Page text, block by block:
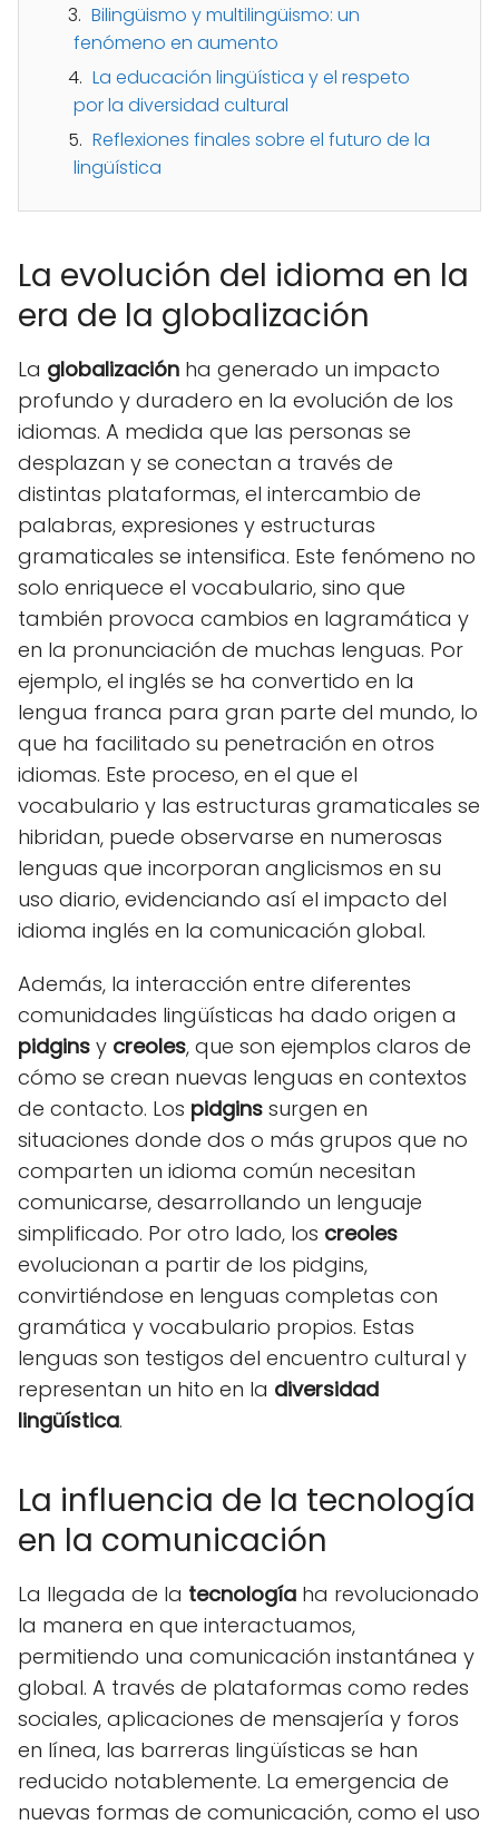
Bilingüismo y multilingüismo: un
fenómeno en aumento
La educación lingüística y el respeto
por la diversidad cultural
Reflexiones finales sobre el futuro de la
lingüística
La evolución del idioma en la
era de la globalización
La globalización ha generado un impacto
profundo y duradero en la evolución de los
idiomas. A medida que las personas se
desplazan y se conectan a través de
distintas plataformas, el intercambio de
palabras, expresiones y estructuras
gramaticales se intensifica. Este fenómeno no
solo enriquece el vocabulario, sino que
también provoca cambios en lagramática y
en la pronunciación de muchas lenguas. Por
ejemplo, el inglés se ha convertido en la
lengua franca para gran parte del mundo, lo
que ha facilitado su penetración en otros
idiomas. Este proceso, en el que el
vocabulario y las estructuras gramaticales se
hibridan, puede observarse en numerosas
lenguas que incorporan anglicismos en su
uso diario, evidenciando así el impacto del
idioma inglés en la comunicación global.
Además, la interacción entre diferentes
comunidades lingüísticas ha dado origen a
pidgins y creoles, que son ejemplos claros de
cómo se crean nuevas lenguas en contextos
de contacto. Los pidgins surgen en
situaciones donde dos o más grupos que no
comparten un idioma común necesitan
comunicarse, desarrollando un lenguaje
simplificado. Por otro lado, los creoles
evolucionan a partir de los pidgins,
convirtiéndose en lenguas completas con
gramática y vocabulario propios. Estas
lenguas son testigos del encuentro cultural y
representan un hito en la diversidad
lingüística.
La influencia de la tecnología
en la comunicación
La llegada de la tecnología ha revolucionado
la manera en que interactuamos,
permitiendo una comunicación instantánea y
global. A través de plataformas como redes
sociales, aplicaciones de mensajería y foros
en línea, las barreras lingüísticas se han
reducido notablemente. La emergencia de
nuevas formas de comunicación, como el uso